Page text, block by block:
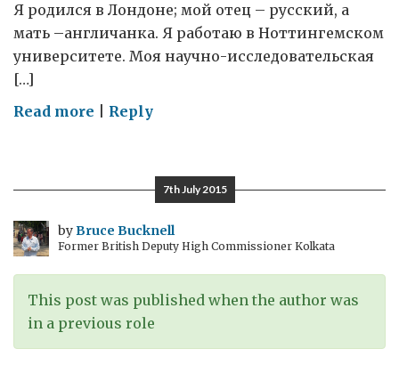
Я родился в Лондоне; мой отец – русский, а
мать –англичанка. Я работаю в Ноттингемском
университете. Моя научно-исследовательская
[…]
Read more on
британском
научном
сотрудничестве
Reply
7th July 2015
byBruce Bucknell
Former British Deputy High Commissioner Kolkata
This post was published when the author was
in a previous role